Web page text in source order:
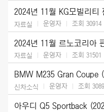
2024년 11월 KG모빌리티
자료실 운영자 조회 30914
2024년 11월 르노코리아
자료실 운영자 조회 31501
BMW M235 Gran Coupe
신차소식 운영자 조회
아우디 Q5 Sportback